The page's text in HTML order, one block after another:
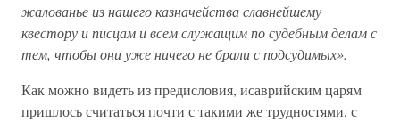
жалованье из нашего казначейства славнейшему
квестору и писцам и всем служащим по судебным делам с
тем, чтобы они уже ничего не брали с подсудимых».
Как можно видеть из предисловия, исаврийским царям
пришлось считаться почти с такими же трудностями, с